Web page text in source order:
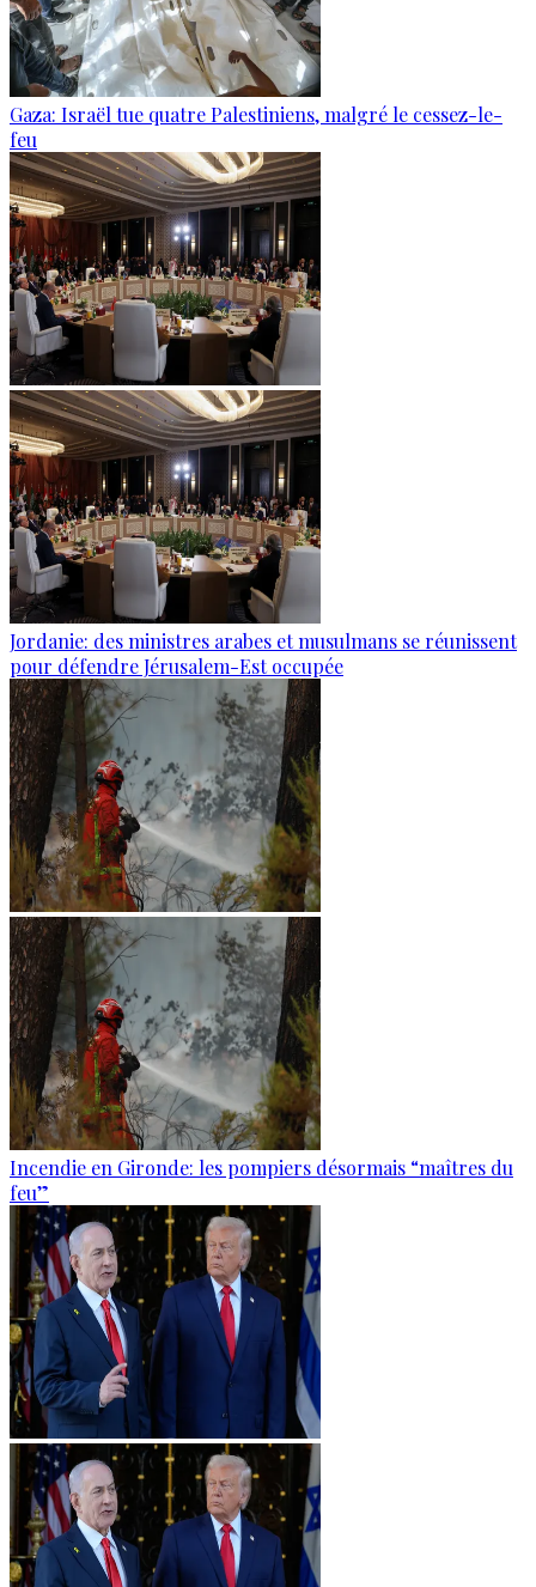
Gaza: Israël tue quatre Palestiniens, malgré le cessez-le-
feu
Jordanie: des ministres arabes et musulmans se réunissent
pour défendre Jérusalem-Est occupée
Incendie en Gironde: les pompiers désormais “maîtres du
feu”